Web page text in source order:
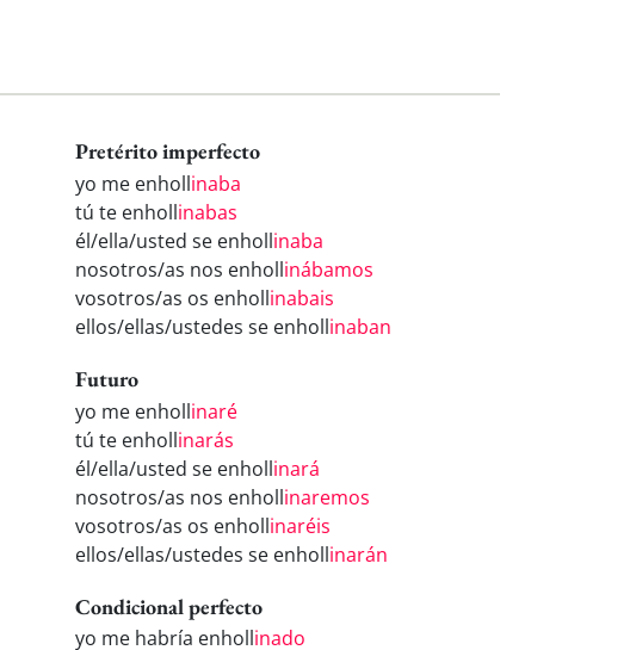
Pretérito imperfecto
yo me enhollinaba
tú te enhollinabas
él/ella/usted se enhollinaba
nosotros/as nos enhollinábamos
vosotros/as os enhollinabais
ellos/ellas/ustedes se enhollinaban
Futuro
yo me enhollinaré
tú te enhollinarás
él/ella/usted se enhollinará
nosotros/as nos enhollinaremos
vosotros/as os enhollinaréis
ellos/ellas/ustedes se enhollinarán
Condicional perfecto
yo me habría enhollinado